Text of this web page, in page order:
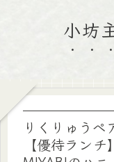
小坊
りくりゅうペ
【優待ラン